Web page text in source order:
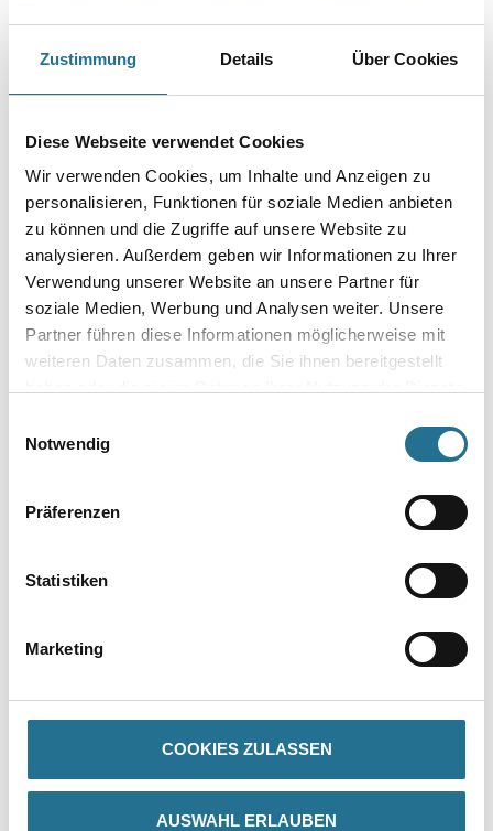
Zustimmung Details Über Cookies
Diese Webseite verwendet Cookies
Wir verwenden Cookies, um Inhalte und Anzeigen zu
personalisieren, Funktionen für soziale Medien anbieten
zu können und die Zugriffe auf unsere Website zu
analysieren. Außerdem geben wir Informationen zu Ihrer
Verwendung unserer Website an unsere Partner für
soziale Medien, Werbung und Analysen weiter. Unsere
Partner führen diese Informationen möglicherweise mit
weiteren Daten zusammen, die Sie ihnen bereitgestellt
Notwendig
Präferenzen
Statistiken
Marketing
COOKIES ZULASSEN
AUSWAHL ERLAUBEN
Dieser Wasserlack sorgt für besonders edle Oberflächen. Das erfolgt
durch ein hohes Stand- und Deckvermögen und eine sichere
Kantenabdeckung. Dabei ist er kratz- und schmutzunempfindlich und
Holz atmen.
Farbtonbezeichnung
Glanzgrad
Gebinde
Umrechnungsfaktoren
PRODUKTEIGENSCHAFTEN
Produkteigenschaft